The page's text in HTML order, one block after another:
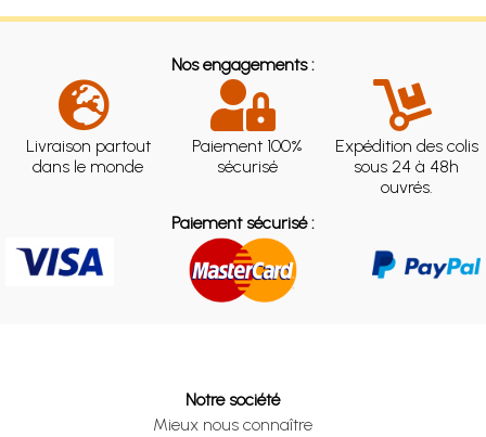
Nos engagements :
Livraison partout
dans le monde
Paiement 100%
sécurisé
Expédition des colis
sous 24 à 48h
ouvrés.
Paiement sécurisé :
Notre société
Mieux nous connaître